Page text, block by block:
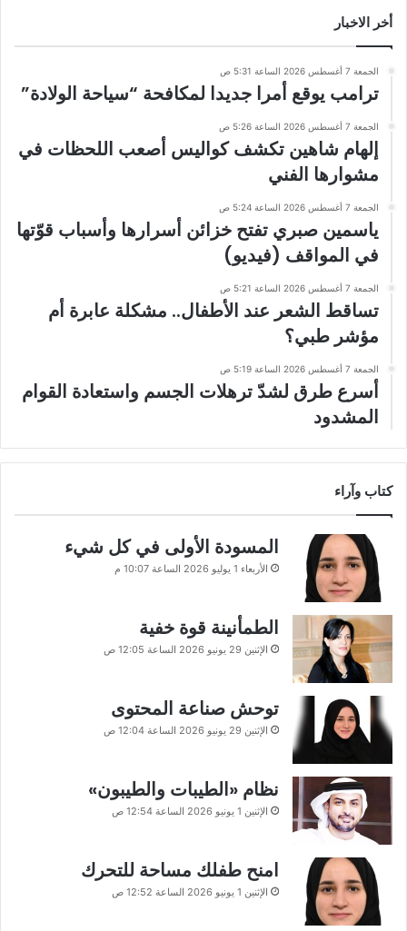
أخر الاخبار
الجمعة 7 أغسطس 2026 الساعة 5:31 ص
ترامب يوقع أمرا جديدا لمكافحة “سياحة الولادة”
الجمعة 7 أغسطس 2026 الساعة 5:26 ص
إلهام شاهين تكشف كواليس أصعب اللحظات في
مشوارها الفني
الجمعة 7 أغسطس 2026 الساعة 5:24 ص
ياسمين صبري تفتح خزائن أسرارها وأسباب قوّتها
في المواقف (فيديو)
الجمعة 7 أغسطس 2026 الساعة 5:21 ص
تساقط الشعر عند الأطفال.. مشكلة عابرة أم
مؤشر طبي؟
الجمعة 7 أغسطس 2026 الساعة 5:19 ص
أسرع طرق لشدّ ترهلات الجسم واستعادة القوام
المشدود
كتاب وآراء
المسودة الأولى في كل شيء
الأربعاء 1 يوليو 2026 الساعة 10:07 م
الطمأنينة قوة خفية
الإثنين 29 يونيو 2026 الساعة 12:05 ص
توحش صناعة المحتوى
الإثنين 29 يونيو 2026 الساعة 12:04 ص
نظام «الطيبات والطيبون»
الإثنين 1 يونيو 2026 الساعة 12:54 ص
امنح طفلك مساحة للتحرك
الإثنين 1 يونيو 2026 الساعة 12:52 ص